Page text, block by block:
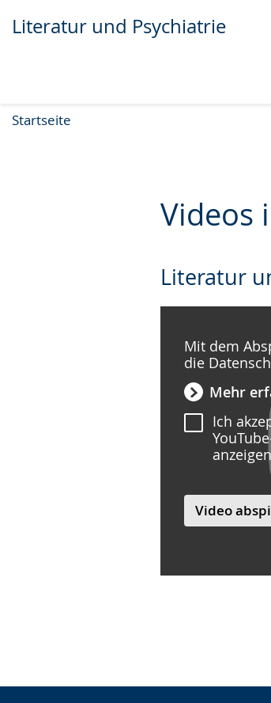
Transkript anzeigen
Abspielen
Pausieren
Literatur und Psychiatrie
Startseite
Videos
Literatur
Mit dem
die
Mehr
Ich
Video